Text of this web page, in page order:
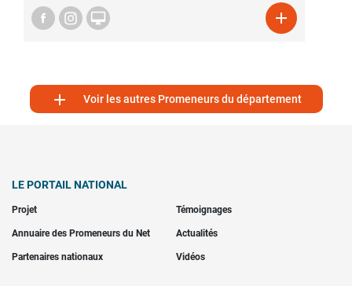
 
 Voir les autres Promeneurs du département
LE PORTAIL NATIONAL
Projet Témoignages
Annuaire des Promeneurs du Net Actualités
Partenaires nationaux Vidéos